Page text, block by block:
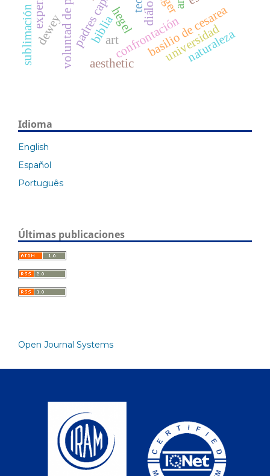
bibliahegel
confrontaciónbasilio de cesarea
voluntad de poder universidad
dewey art naturaleza
aesthetic
sublimación
Idioma
English
Español
Português
Últimas publicaciones
Open Journal Systems